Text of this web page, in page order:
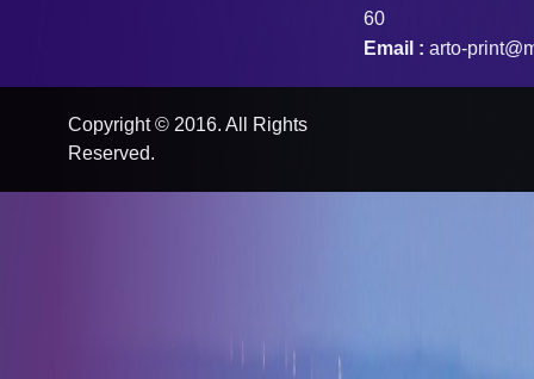
60
Email : arto-
Copyright © 2016. All Rights
Reserved.